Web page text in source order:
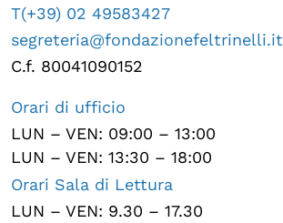
T(+39) 02 49583427
segreteria@fondazionefeltrinelli.it
C.f. 80041090152
Orari di ufficio
LUN – VEN: 09:00 – 13:00
LUN – VEN: 13:30 – 18:00
Orari Sala di Lettura
LUN – VEN: 9.30 – 17.30